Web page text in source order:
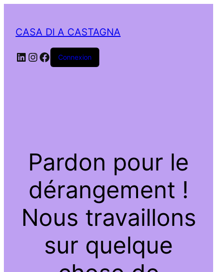
CASA DI A CASTAGNA
LinkedIn
Instagram
Facebook
Connexion
Pardon pour le
dérangement !
Nous travaillons
sur quelque